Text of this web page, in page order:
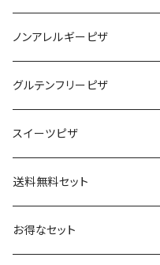
ノンアレルギーピザ
グルテンフリーピザ
スイーツピザ
送料無料セット
お得なセット